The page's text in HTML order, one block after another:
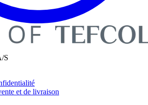
S
et de livraison